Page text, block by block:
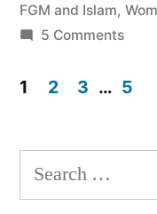
FGM and Islam,
5 Commentson
Talk
navigation
1 2 3 … 5
Search
for: